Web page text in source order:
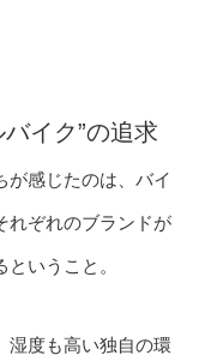
イク”の追求
が感じたのは、バイ
れぞれのブランドが
いうこと。
湿度も高い独自の環